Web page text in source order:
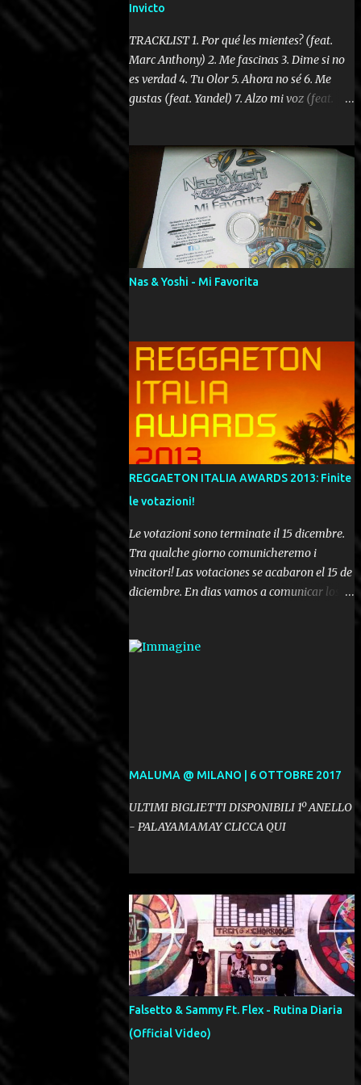
Invicto
TRACKLIST 1. Por qué les mientes? (feat.
Marc Anthony) 2. Me fascinas 3. Dime si no
es verdad 4. Tu Olor 5. Ahora no sé 6. Me
gustas (feat. Yandel) 7. Alzo mi voz (feat.
Dame la ola (feat. Tito Nieves) [Salsa
Version] 12. Dámelo 13. Dame la ola 14. ¿Por
qué les mientes? (feat. Marc Anthony)
[Radio Version] 15. Digital Booklet – Invicto
----------------------------- Nota:
Album proposto al massimo della qualità in
formato iTunes Plus AAC M4A; comprato su
Nas & Yoshi - Mi Favorita
REGGAETON ITALIA AWARDS 2013: Finite
le votazioni!
Le votazioni sono terminate il 15 dicembre.
Tra qualche giorno comunicheremo i
vincitori! Las votaciones se acabaron el 15 de
diciembre. En dias vamos a comunicar los
MALUMA @ MILANO | 6 OTTOBRE 2017
ULTIMI BIGLIETTI DISPONIBILI 1º ANELLO
- PALAYAMAMAY CLICCA QUI
Falsetto & Sammy Ft. Flex - Rutina Diaria
(Official Video)